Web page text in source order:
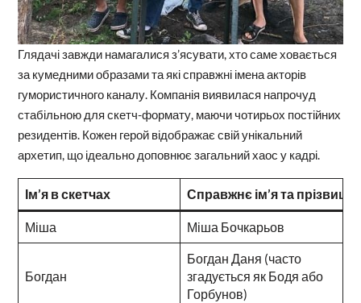
Глядачі завжди намагалися з’ясувати, хто саме ховається
за кумедними образами та які справжні імена акторів
гумористичного каналу. Компанія виявилася напрочуд
стабільною для скетч-формату, маючи чотирьох постійних
резидентів. Кожен герой відображає свій унікальний
архетип, що ідеально доповнює загальний хаос у кадрі.
Ім’я в скетчах Справжнє ім’я та прізвище
Міша Міша Бочкарьов
Богдан
Богдан Даня (часто
згадується як Бодя або
Горбунов)